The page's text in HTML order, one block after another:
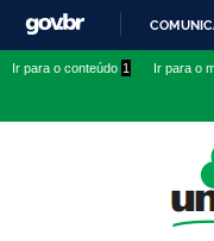
Ir para o conteúdo 1 Ir para o